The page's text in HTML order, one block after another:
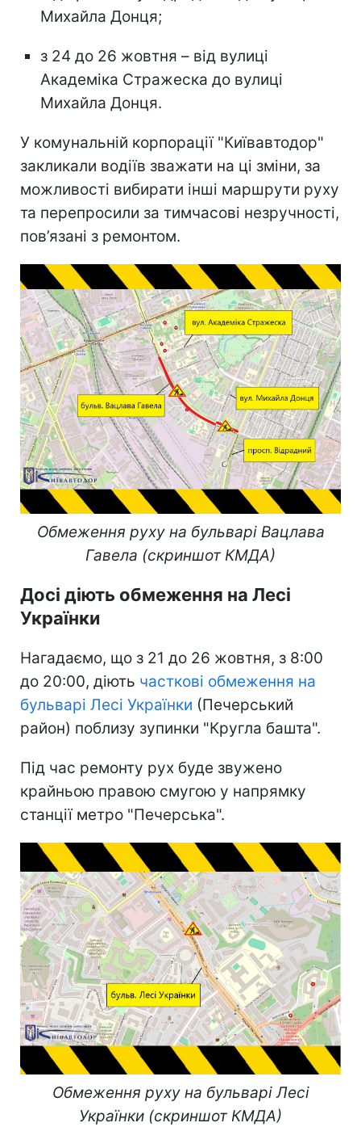
Михайла Донця;
з 24 до 26 жовтня – від вулиці
Академіка Стражеска до вулиці
Михайла Донця.
У комунальній корпорації "Київавтодор"
закликали водіїв зважати на ці зміни, за
можливості вибирати інші маршрути руху
та перепросили за тимчасові незручності,
пов’язані з ремонтом.
Обмеження руху на бульварі Вацлава
Гавела (скриншот КМДА)
Досі діють обмеження на Лесі
Українки
Нагадаємо, що з 21 до 26 жовтня, з 8:00
до 20:00, діють часткові обмеження на
бульварі Лесі Українки (Печерський
район) поблизу зупинки "Кругла башта".
Під час ремонту рух буде звужено
крайньою правою смугою у напрямку
станції метро "Печерська".
Обмеження руху на бульварі Лесі
Українки (скриншот КМДА)